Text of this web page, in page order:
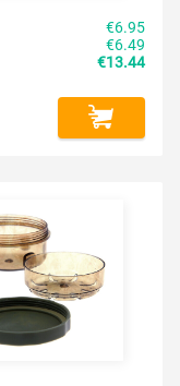
€6.95
€6.49
€13.44